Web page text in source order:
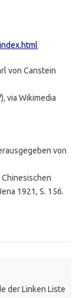
von Canstein
via Wikimedia
von
1921, S. 156.
der Linken Liste